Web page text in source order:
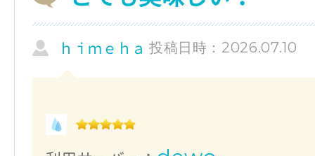
ｈｉｍｅｈａ 投稿日時：2026.07.10